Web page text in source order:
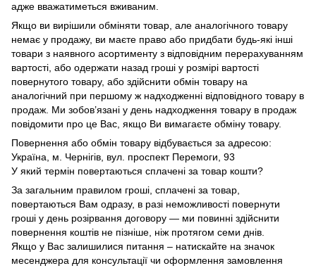
адже вважатиметься вживаним.
Якщо ви вирішили обміняти товар, але аналогічного товару
немає у продажу, ви маєте право або придбати будь-які інші
товари з наявного асортименту з відповідним перерахуванням
вартості, або одержати назад гроші у розмірі вартості
повернутого товару, або здійснити обмін товару на
аналогічний при першому ж надходженні відповідного товару в
продаж. Ми зобов’язані у день надходження товару в продаж
повідомити про це Вас, якщо Ви вимагаєте обміну товару.
Повернення або обмін товару відбувається за адресою:
Україна, м. Чернігів, вул. проспект Перемоги, 93
У який термін повертаються сплачені за товар кошти?
За загальним правилом гроші, сплачені за товар,
повертаються Вам одразу, в разі неможливості повернути
гроші у день розірвання договору — ми повинні здійснити
повернення коштів не пізніше, ніж протягом семи днів.
Якщо у Вас залишилися питання – натискайте на значок
месенджера для консультації чи оформлення замовлення